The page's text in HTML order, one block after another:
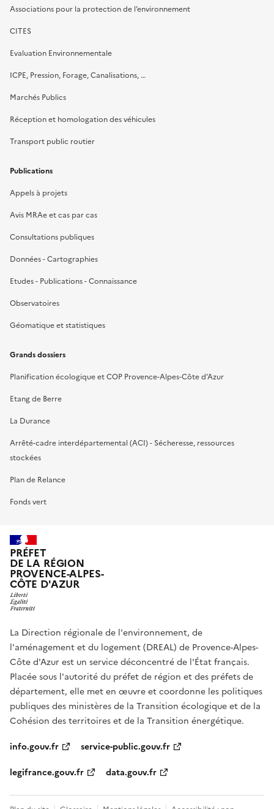
Associations pour la protection de l’environnement
CITES
Evaluation Environnementale
ICPE, Pression, Forage, Canalisations, …
Marchés Publics
Réception et homologation des véhicules
Transport public routier
Publications
Appels à projets
Avis MRAe et cas par cas
Consultations publiques
Données - Cartographies
Etudes - Publications - Connaissance
Observatoires
Géomatique et statistiques
Grands dossiers
Planification écologique et COP Provence-Alpes-Côte d’Azur
Etang de Berre
La Durance
Arrêté-cadre interdépartemental (ACI) - Sécheresse, ressources
stockées
Plan de Relance
Fonds vert
PRÉFET
DE LA RÉGION
PROVENCE-ALPES-
CÔTE D'AZUR
La Direction régionale de l'environnement, de
l'aménagement et du logement (DREAL) de Provence-Alpes-
Côte d'Azur est un service déconcentré de l'État français.
Placée sous l'autorité du préfet de région et des préfets de
département, elle met en œuvre et coordonne les politiques
publiques des ministères de la Transition écologique et de la
Cohésion des territoires et de la Transition énergétique.
info.gouv.fr
service-public.gouv.fr
legifrance.gouv.fr
data.gouv.fr